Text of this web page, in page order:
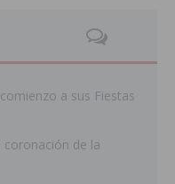
a sus Fiestas
coronación de la